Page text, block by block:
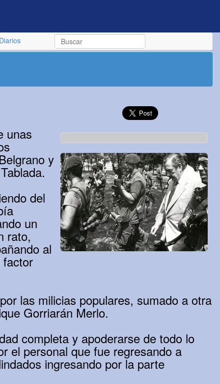
Diarios
unas
y
del
un
rato,
al
factor
las milicias populares, sumado a otra
Gorriarán Merlo.
completa y apoderarse de todo lo
el personal que fue regresando a
ingresando por la parte